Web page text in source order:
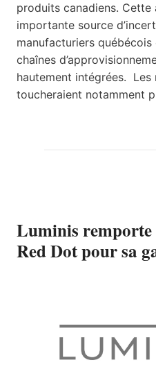
produits canadiens. Cette
importante source
manufacturiers
chaînes
hautement intégrées. Les
toucheraient notamment
Luminis
Red Dot pour sa